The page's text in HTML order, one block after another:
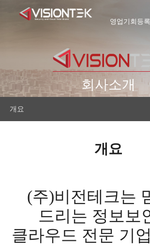
영업기회등록
회사소개
개요
개요
(주)비전테크는
드리는 정보보
클라우드 전문 기